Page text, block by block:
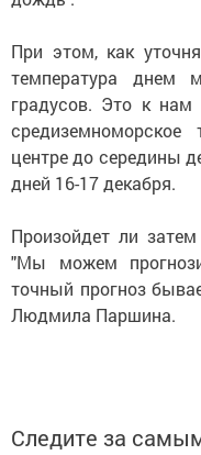
При этом, как
температура днем
градусов. Это к нам
центре до середины
дней 16-17 декабря.
Произойдет ли
"Мы можем
точный прогноз
Людмила Паршина.
Следите за